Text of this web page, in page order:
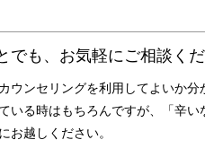
でも、お気軽にご相談く
ウンセリングを利用してよいか
いる時はもちろんですが、「辛
お越しください。